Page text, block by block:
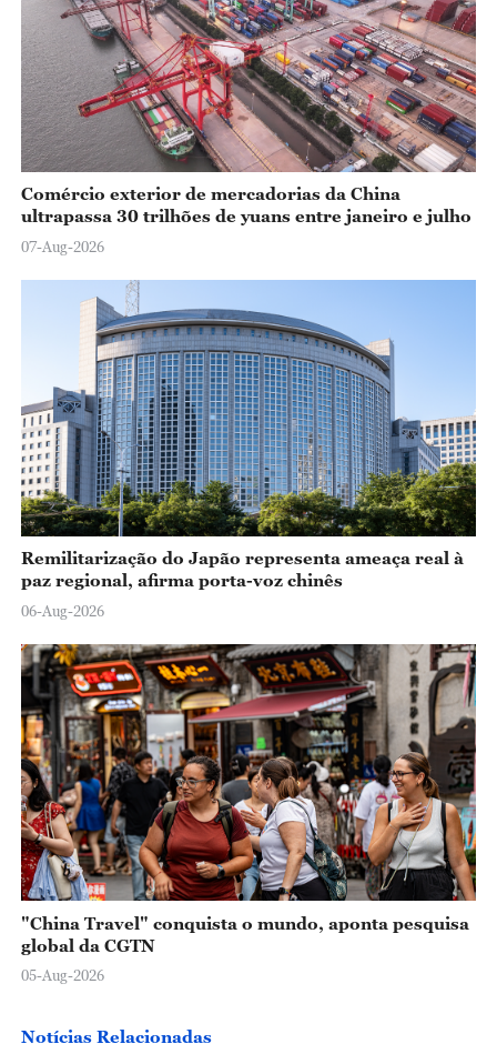
Comércio exterior de mercadorias da China
ultrapassa 30 trilhões de yuans entre janeiro e julho
07-Aug-2026
Remilitarização do Japão representa ameaça real à
paz regional, afirma porta-voz chinês
06-Aug-2026
"China Travel" conquista o mundo, aponta pesquisa
global da CGTN
05-Aug-2026
Notícias Relacionadas